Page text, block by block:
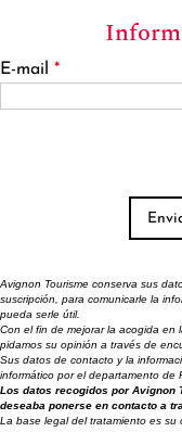
E-mail *
Avignon Tourisme conserva sus
suscripción, para comunicarle la
pueda serle útil.
Con el fin de mejorar la acogida en
pidamos su opinión a través de
Sus datos de contacto y la
informático por el departamento de
Los datos recogidos por Avignon
deseaba ponerse en contacto a
La base legal del tratamiento es su